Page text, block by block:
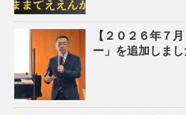
【２０２６年７
ー」を追加しまし